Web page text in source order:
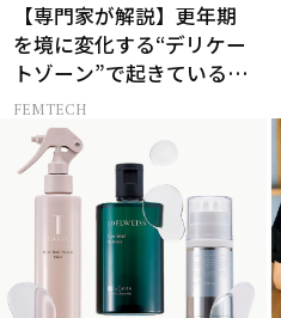
【専門家が解説】更年期
を境に変化する“デリケー
トゾーン”で起きているこ
と
FEMTECH